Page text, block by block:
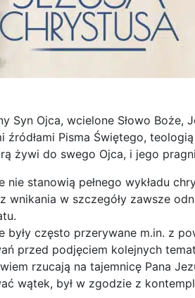
Syn Ojca, wcielone Słowo
źródłami Pisma Świętego,
żywi do swego Ojca, i jego
nie stanowią pełnego wykładu
wnikania w szczegóły zawsze
były często przerywane m.in. z
przed podjęciem kolejnych
rzucają na tajemnicę Pana
wątek, był w zgodzie z